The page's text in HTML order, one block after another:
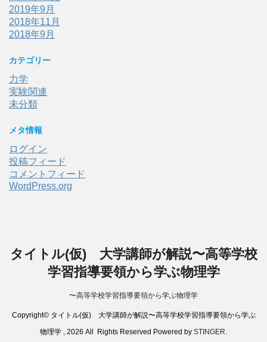
2019年9月
2018年11月
2018年9月
カテゴリー
力学
実験関連
未分類
メタ情報
ログイン
投稿フィード
コメントフィード
WordPress.org
タイトル(仮) 大学講師が解説〜高等学校
学習指導要領から学ぶ物理学
〜高等学校学習指導要領から学ぶ物理学
Copyright© タイトル(仮) 大学講師が解説〜高等学校学習指導要領から学ぶ
物理学 , 2026 All Rights Reserved Powered by STINGER